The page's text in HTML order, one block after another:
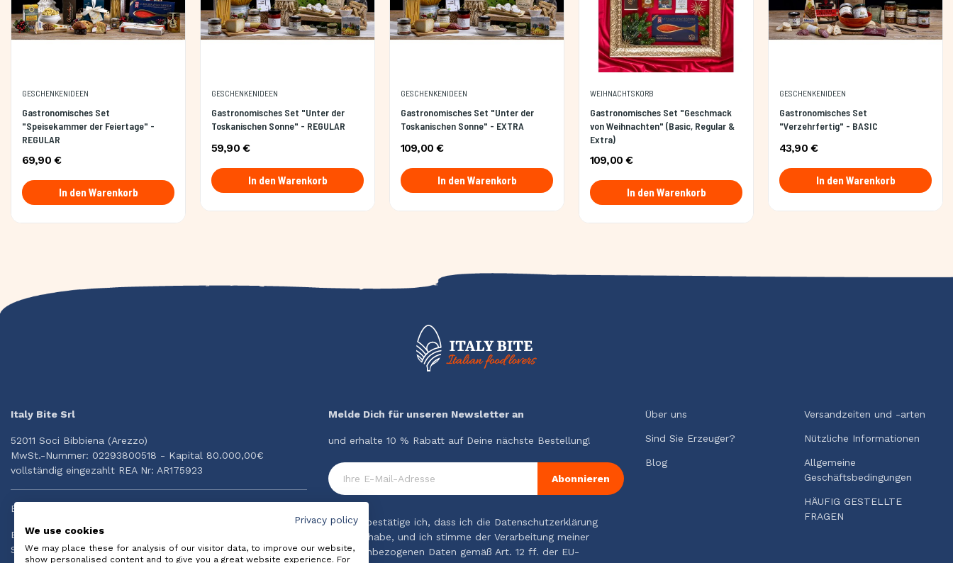
GESCHENKENIDEEN
Gastronomisches Set
"Speisekammer der Feiertage" -
REGULAR
69,90 €
In den Warenkorb
GESCHENKENIDEEN
Gastronomisches Set "Unter der
Toskanischen Sonne" - REGULAR
59,90 €
In den Warenkorb
GESCHENKENIDEEN
Gastronomisches Set "Unter der
Toskanischen Sonne" - EXTRA
109,00 €
In den Warenkorb
WEIHNACHTSKORB
Gastronomisches Set "Geschmack
von Weihnachten" (Basic, Regular &
Extra)
109,00 €
In den Warenkorb
GESCHENKENIDEEN
Gastronomisches Set
"Verzehrfertig" - BASIC
43,90 €
In den Warenkorb
Italy Bite Srl
52011 Soci Bibbiena (Arezzo)
MwSt.-Nummer: 02293800518 - Kapital 80.000,00€
vollständig eingezahlt REA Nr: AR175923
Brauchst Du Hilfe?
Email: info@italybite.it
Schnelle Hilfe per Whatsapp: +39 334.3874834
Melde Dich für unseren Newsletter an
und erhalte 10 % Rabatt auf Deine nächste Bestellung!
Abonnieren
Hiermit bestätige ich, dass ich die Datenschutzerklärung
gelesen habe, und ich stimme der Verarbeitung meiner
personenbezogenen Daten gemäß Art. 12 ff. der EU-
Über uns
Sind Sie Erzeuger?
Blog
Versandzeiten und -arten
Nützliche Informationen
Allgemeine
Geschäftsbedingungen
HÄUFIG GESTELLTE
FRAGEN
Privacy policy
We use cookies
We may place these for analysis of our visitor data, to improve our website,
show personalised content and to give you a great website experience. For